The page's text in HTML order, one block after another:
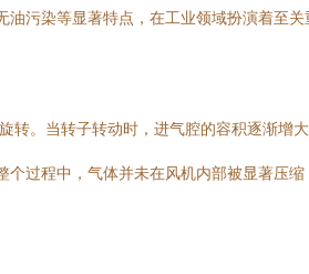
污染等显著特点，在工业领域扮演着至关
。当转子转动时，进气腔的容积逐渐增
过程中，气体并未在风机内部被显著压